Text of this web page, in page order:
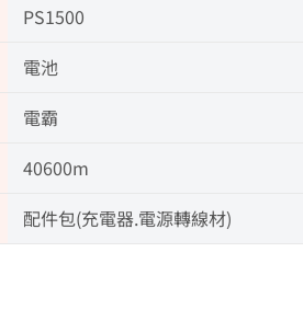
PS1500
電池
電霸
40600m
配件包(充電器.電源轉線材)